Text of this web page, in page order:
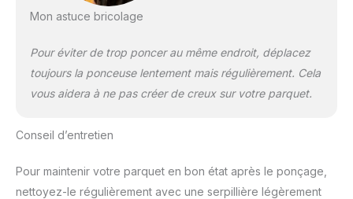
Mon astuce bricolage
Pour éviter de trop poncer au même endroit, déplacez
toujours la ponceuse lentement mais régulièrement. Cela
vous aidera à ne pas créer de creux sur votre parquet.
Conseil d’entretien
Pour maintenir votre parquet en bon état après le ponçage,
nettoyez-le régulièrement avec une serpillière légèrement